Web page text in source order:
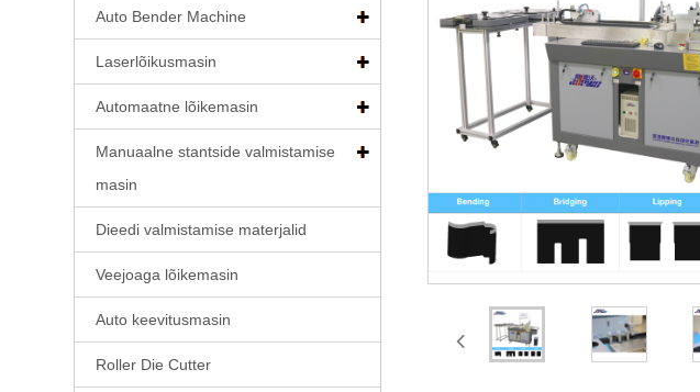
Auto Bender Machine
Laserlõikusmasin
Automaatne lõikemasin
Manuaalne stantside valmistamise
masin
Dieedi valmistamise materjalid
Veejoaga lõikemasin
Auto keevitusmasin
Roller Die Cutter